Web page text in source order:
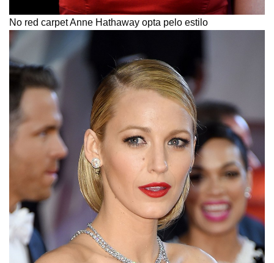
No red carpet Anne Hathaway opta pelo estilo